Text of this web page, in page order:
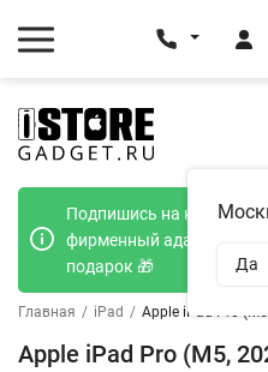
Да
Подпишись на наш
фирменный адаптер
подарок 🎁
Главная / iPad / Apple iPad Pro
Apple iPad Pro (M5,